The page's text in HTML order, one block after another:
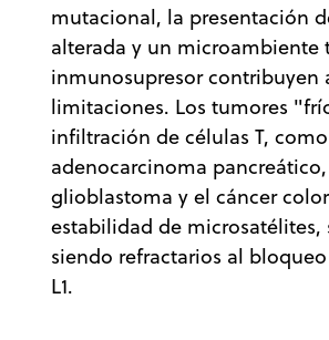
mutacional, la presentación
alterada y un microambiente
inmunosupresor contribuyen
limitaciones. Los tumores
infiltración de células T,
adenocarcinoma
glioblastoma y el cáncer
estabilidad de microsatélites,
siendo refractarios al bloqueo
L1.